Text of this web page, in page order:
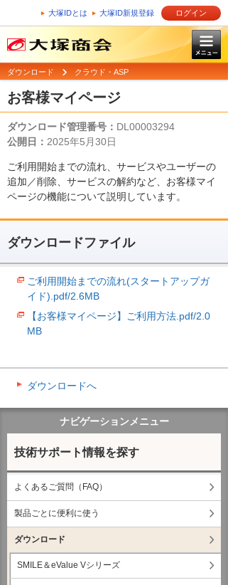
大塚IDとは 大塚ID新規登録 ログイン
ダウンロード クラウド・ASP
お客様マイページ
ダウンロード管理番号： DL00003294
公開日： 2025年5月30日
ご利用開始までの流れ、サービスやユーザーの
追加／削除、サービスの解約など、お客様マイ
ページの機能について説明しています。
ダウンロードファイル
ご利用開始までの流れ(スタートアップガ
イド).pdf/2.6MB
【お客様マイページ】ご利用方法.pdf/2.0
MB
ダウンロードへ
ナビゲーションメニュー
技術サポート情報を探す
よくあるご質問（FAQ）
製品ごとに便利に使う
ダウンロード
SMILE＆eValue Vシリーズ